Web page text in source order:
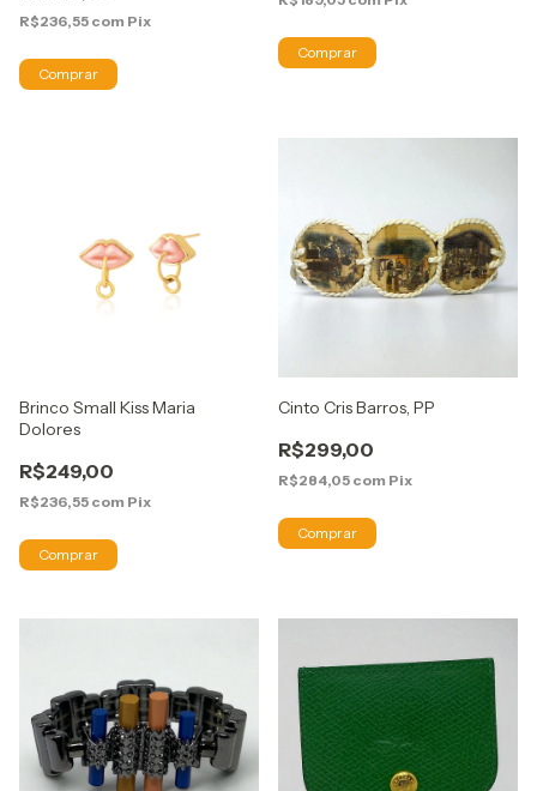
R$236,55 com Pix
Brinco Small Kiss Maria
Dolores
R$249,00
R$236,55 com Pix
Cinto Cris Barros, PP
R$299,00
R$284,05 com Pix